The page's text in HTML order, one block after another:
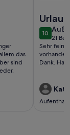
das
sind
Urlaub
1010 von
21
(21
Sehr feine
Dank.
Kati